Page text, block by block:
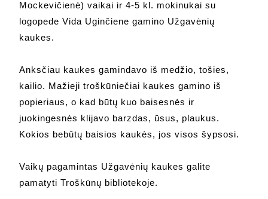
Mockevičienė) vaikai ir 4-5 kl. mokinukai su
logopede Vida Uginčiene gamino Užgavėnių
kaukes.
Anksčiau kaukes gamindavo iš medžio, tošies,
kailio. Mažieji troškūniečiai kaukes gamino iš
popieriaus, o kad būtų kuo baisesnės ir
juokingesnės klijavo barzdas, ūsus, plaukus.
Kokios bebūtų baisios kaukės, jos visos šypsosi.
Vaikų pagamintas Užgavėnių kaukes galite
pamatyti Troškūnų bibliotekoje.